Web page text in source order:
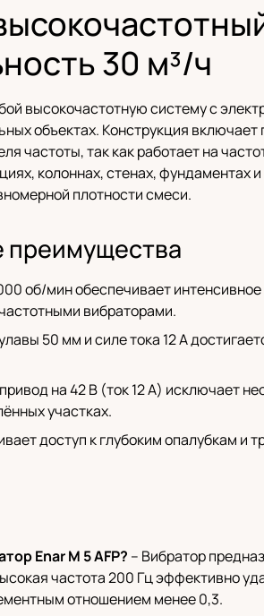
30 м³/ч
высокочастотную систему с
объектах. Конструкция
частоты, так как работает на
колоннах, стенах, фундаментах
плотности смеси.
преимущества
об/мин обеспечивает
вибраторами.
50 мм и силе тока 12 А
на 42 В (ток 12 А) исключает
участках.
доступ к глубоким опалубкам
Enar M 5 AFP? – Вибратор
частота 200 Гц эффективно
отношением менее 0,3.